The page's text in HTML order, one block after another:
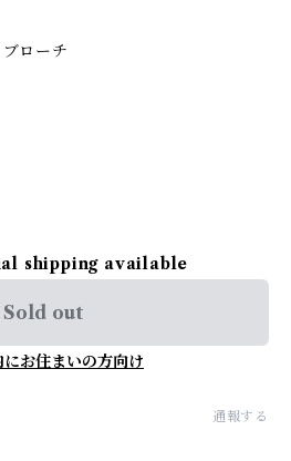
ローチ
shipping available
Sold out
にお住まいの方向け
通報する